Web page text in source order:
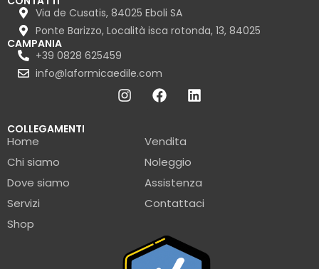
Via de Cusatis, 84025 Eboli SA
Ponte Barizzo, Località isca rotonda, 13, 84025
CAMPANIA
+39 0828 625459
info@laformicaedile.com
COLLEGAMENTI
Home
Chi siamo
Dove siamo
Servizi
Shop
Vendita
Noleggio
Assistenza
Contattaci